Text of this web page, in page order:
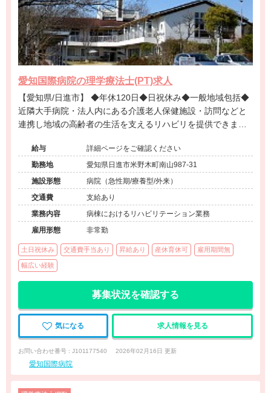
愛知国際病院の理学療法士(PT)求人
【愛知県/日進市】 ◆年休120日◆日祝休み◆一般地域包括◆
近隣大手病院・法人内にある介護老人保健施設・訪問などと
連携し地域の高齢者の生活を支えるリハビリを提供できます
◆リハビリ職の募集です◆
給与
詳細ページをご確認ください
勤務地
愛知県日進市米野木町南山987-31
施設形態
病院（急性期/療養型/外来）
交通費
支給あり
業務内容
病棟におけるリハビリテーション業務
雇用形態
非常勤
土日祝休み 交通費手当あり 昇給あり 産休育休可 雇用期間無
幅広い経験
募集状況を確認する
気になる 求人情報を見る
お問い合わせ番号 : J101177540 2026年02月16日 更新
愛知国際病院